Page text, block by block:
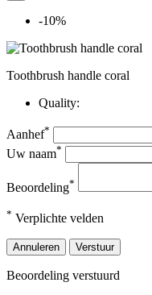
-10%
Toothbrush handle coral
Quality:
Aanhef*
Uw naam*
Beoordeling*
* Verplichte velden
Annuleren Verstuur
Beoordeling verstuurd